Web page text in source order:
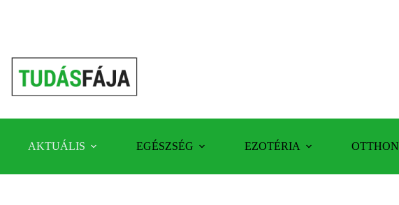
AKTUÁLIS EGÉSZSÉG EZOTÉRIA OTTHON